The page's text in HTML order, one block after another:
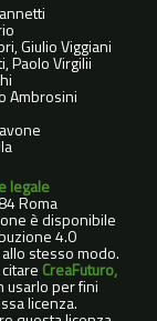
Giulio Viggiani
Paolo Virgilii
Ambrosini
legale
Roma
è disponibile
4.0
stesso modo.
CreaFuturo,
usarlo per fini
licenza.